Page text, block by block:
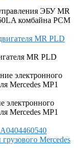
ЭБУ MR
комбайна РСМ
MR PLD
электронного
Mercedes MP1